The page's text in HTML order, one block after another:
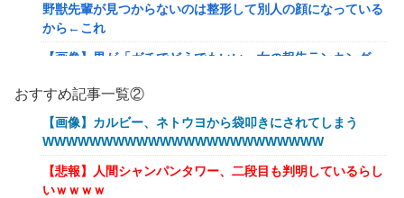
野獣先輩が見つからないのは整形して別人の顔になっている
から←これ
【画像】男が「ガチでどうでもいい」女の報告ランキング、
【悲報】みい山作者さん、あらゆる過去を消しまくる
【艦これ】 E5の対潜レベリング用に装備調整してるんだけ
ど・・・
あなたは衛宮士郎の代わりに五次に挑むようです 第411話
おすすめ記事一覧②
【画像】カルビー、ネトウヨから袋叩きにされてしまう
WWWWWWWWWWWWWWWWWWWWWWWW
【悲報】人間シャンパンタワー、二段目も判明しているらし
いｗｗｗｗ